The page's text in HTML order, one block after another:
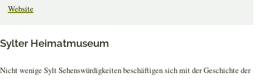
Website
Sylter Heimatmuseum
Nicht wenige Sylt Sehenswürdigkeiten beschäftigen sich mit der Geschichte der